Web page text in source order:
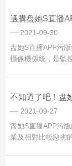
良好的監控。盘她
統的後端，由於沒
選購盘她S直播
2021-09-30
盘她S直播APP污
攝像機係統，是監
實，快速、準確的
的指令來使成為事
不知道了吧！盘
2021-09-27
盘她S直播APP污
業及相對比較惡劣